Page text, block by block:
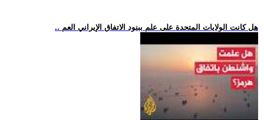
.. هل كانت الولايات المتحدة على علم ببنود الاتفاق الإيراني العم